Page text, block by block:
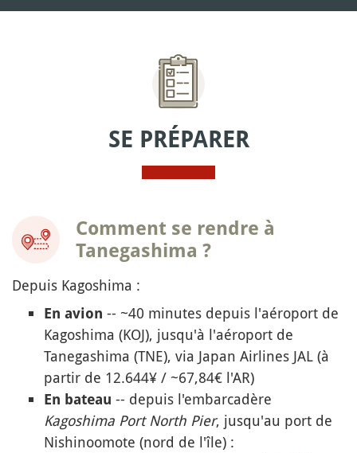
SE PRÉPARER
Comment se rendre à
Tanegashima ?
Depuis Kagoshima :
En avion -- ~40 minutes depuis l'aéroport de
Kagoshima (KOJ), jusqu'à l'aéroport de
Tanegashima (TNE), via Japan Airlines JAL (à
partir de 12.644¥ / ~67,84€ l'AR)
En bateau -- depuis l'embarcadère
Kagoshima Port North Pier, jusqu'au port de
Nishinoomote (nord de l'île) :